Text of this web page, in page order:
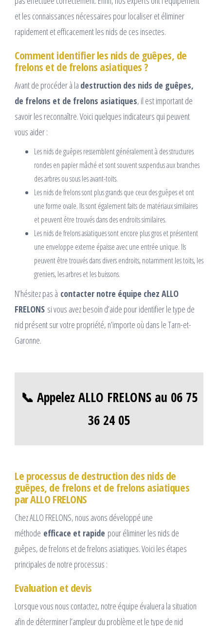
et les connaissances nécessaires pour localiser et éliminer
rapidement et efficacement les nids de ces insectes.
Comment identifier les nids de guêpes, de
frelons et de frelons asiatiques ?
Avant de procéder à la destruction des nids de guêpes,
de frelons et de frelons asiatiques, il est important de
savoir les reconnaître. Voici quelques indicateurs qui peuvent
vous aider :
Les nids de guêpes ressemblent généralement à des structures
rondes en papier mâché et sont souvent suspendus aux branches
des arbres ou sous les avant-toits.
Les nids de frelons sont plus grands que ceux des guêpes et ont
une forme ovale. Ils sont également faits de matériaux similaires
et peuvent être trouvés dans des endroits similaires.
Les nids de frelons asiatiques sont encore plus gros et présentent
une enveloppe externe épaisse avec une entrée unique. Ils
peuvent être trouvés dans divers endroits, notamment les toits, les
greniers, les arbres et les buissons.
N’hésitez pas à contacter notre équipe chez ALLO
FRELONS si vous avez besoin d’aide pour identifier le type de
nid présent sur votre propriété, n’importe où dans le Tarn-et-
Garonne.
📞 Appelez ALLO FRELONS au 06 75
36 24 05
Le processus de destruction des nids de
guêpes, de frelons et de frelons asiatiques
par ALLO FRELONS
Chez ALLO FRELONS, nous avons développé une
méthode efficace et rapide pour éliminer les nids de
guêpes, de frelons et de frelons asiatiques. Voici les étapes
principales de notre processus :
Evaluation et devis
Lorsque vous nous contactez, notre équipe évaluera la situation
afin de déterminer l’ampleur du problème et le type de nid